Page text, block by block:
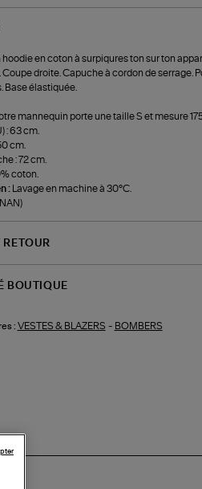
en coton à surpiqures ton sur ton
droite. Capuche à cordon de serrage.
Base élastiquée.
mannequin porte une taille S et mesure
: 63 cm.
cm.
: 72 cm.
coton.
:
Lavage en machine à 30°C.
BOUTIQUE
: VESTES & BLAZERS - BOMBERS